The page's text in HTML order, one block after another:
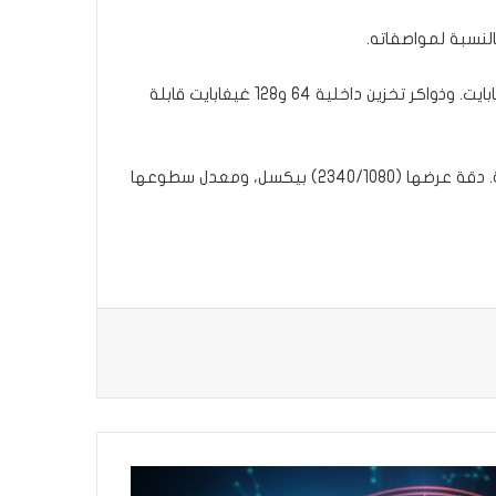
كما يعمل هذا الهاتف بمعالج Exynos 9611 ثماني النوى، ومعالج رسوميات Mali-G72 MP3، وذواكر وصول عشوائي 4 و6 غيغابايت. وذواكر تخزين داخلية 64 و128 غيغابايت قابلة
ويأتي هاتف Galaxy M21 2021 Edition الجديد بهيكل مقاوم للرطوبة والغبار، مجهز بشاشة Super AMOLED بمقاس 6.4 بوصة. دقة عرضها (2340/1080) بيكسل، ومعدل سطوعها